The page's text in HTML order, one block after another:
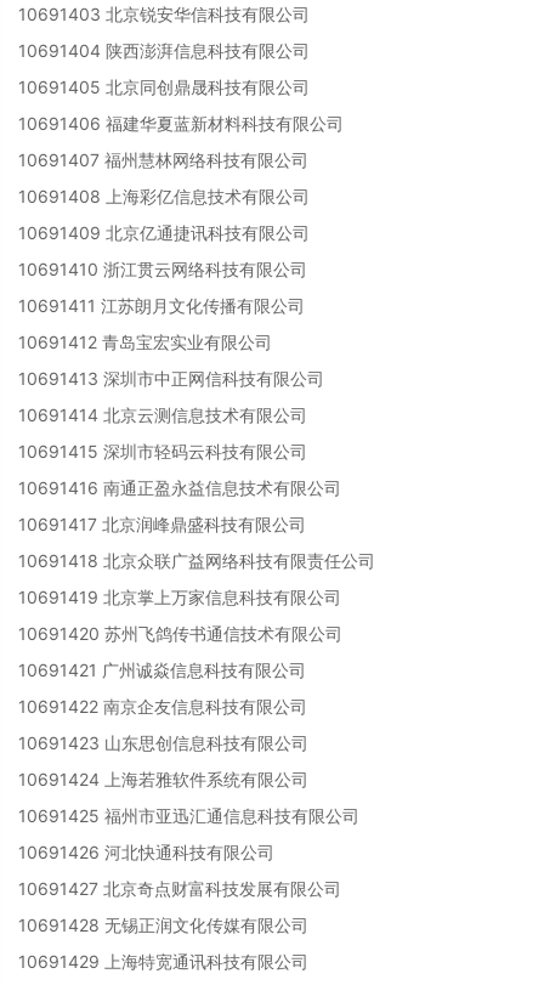
10691403 北京锐安华信科技有限公司
10691404 陕西澎湃信息科技有限公司
10691405 北京同创鼎晟科技有限公司
10691406 福建华夏蓝新材料科技有限公司
10691407 福州慧林网络科技有限公司
10691408 上海彩亿信息技术有限公司
10691409 北京亿通捷讯科技有限公司
10691410 浙江贯云网络科技有限公司
10691411 江苏朗月文化传播有限公司
10691412 青岛宝宏实业有限公司
10691413 深圳市中正网信科技有限公司
10691414 北京云测信息技术有限公司
10691415 深圳市轻码云科技有限公司
10691416 南通正盈永益信息技术有限公司
10691417 北京润峰鼎盛科技有限公司
10691418 北京众联广益网络科技有限责任公司
10691419 北京掌上万家信息科技有限公司
10691420 苏州飞鸽传书通信技术有限公司
10691421 广州诚焱信息科技有限公司
10691422 南京企友信息科技有限公司
10691423 山东思创信息科技有限公司
10691424 上海若雅软件系统有限公司
10691425 福州市亚迅汇通信息科技有限公司
10691426 河北快通科技有限公司
10691427 北京奇点财富科技发展有限公司
10691428 无锡正润文化传媒有限公司
10691429 上海特宽通讯科技有限公司